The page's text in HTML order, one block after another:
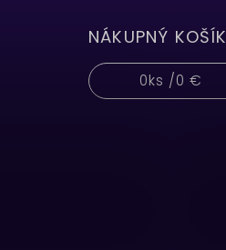
NÁKUPNÝ KOŠÍK
0ks /0 €